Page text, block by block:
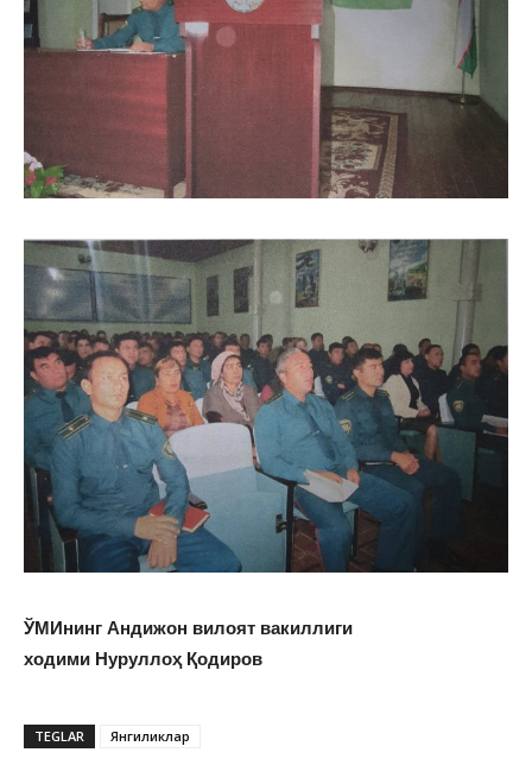
ЎМИнинг Андижон вилоят вакиллиги
ходими Нуруллоҳ Қодиров
TEGLAR Янгиликлар